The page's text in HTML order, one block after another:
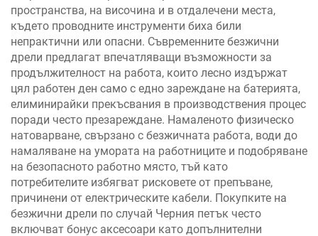
пространства, на височина и в отдалечени места,
където проводните инструменти биха били
непрактични или опасни. Съвременните безжични
дрели предлагат впечатляващи възможности за
продължителност на работа, които лесно издържат
цял работен ден само с едно зареждане на батерията,
елиминирайки прекъсвания в производствения процес
поради често презареждане. Намаленото физическо
натоварване, свързано с безжичната работа, води до
намаляване на умората на работниците и подобряване
на безопасното работно място, тъй като
потребителите избягват рисковете от препъване,
причинени от електрическите кабели. Покупките на
безжични дрели по случай Черния петък често
включват бонус аксесоари като допълнителни